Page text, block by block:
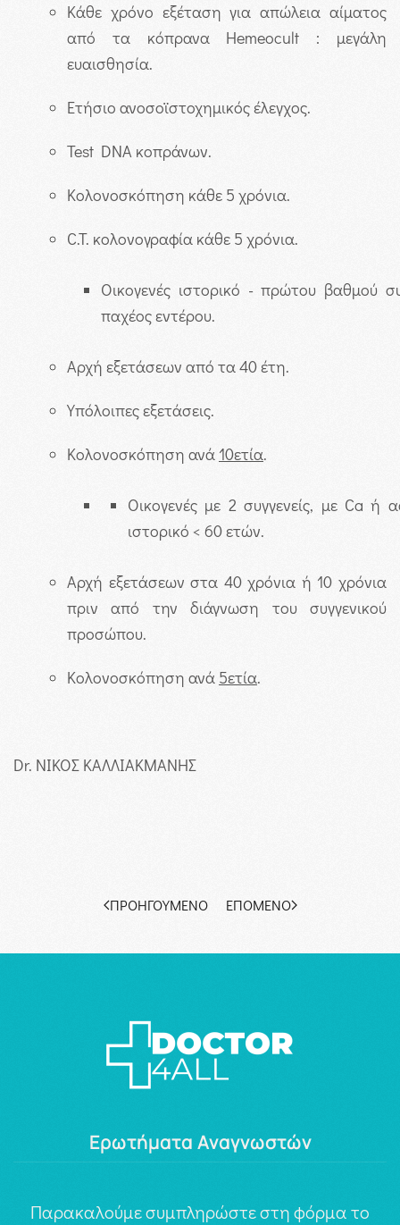
Κάθε χρόνο εξέταση για απώλεια αίματος
από τα κόπρανα Hemeocult : μεγάλη
ευαισθησία.
Ετήσιο ανοσοϊστοχημικός έλεγχος.
Test DNA κοπράνων.
Κολονοσκόπηση κάθε 5 χρόνια.
C.T. κολονογραφία κάθε 5 χρόνια.
Οικογενές ιστορικό - πρώτου βαθμού
παχέος εντέρου.
Αρχή εξετάσεων από τα 40 έτη.
Υπόλοιπες εξετάσεις.
Κολονοσκόπηση ανά 10ετία.
Οικογενές με 2 συγγενείς, με Ca ή
ιστορικό < 60 ετών.
Αρχή εξετάσεων στα 40 χρόνια ή 10 χρόνια
πριν από την διάγνωση του συγγενικού
προσώπου.
Κολονοσκόπηση ανά 5ετία.
Dr. ΝΙΚΟΣ ΚΑΛΛΙΑΚΜΑΝΗΣ
ΠΡΟΗΓΟΎΜΕΝΟ ΕΠΌΜΕΝΟ
Ερωτήματα Αναγνωστών
Παρακαλούμε συμπληρώστε στη φόρμα το